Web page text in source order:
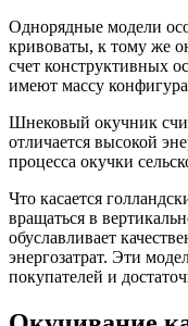
Однорядные модели
кривоваты, к тому же
счет конструктивных
имеют массу
Шнековый окучник
отличается высокой
процесса окучки
Что касается
вращаться в
обуславливает
энергозатрат. Эти
покупателей и